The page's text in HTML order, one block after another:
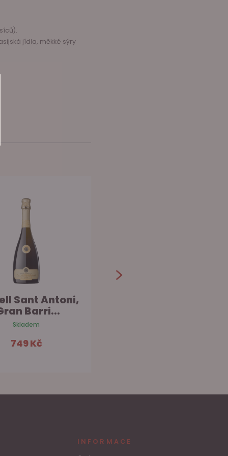
jídla, měkké sýry
Sant Antoni,
Barri...
Skladem
749 Kč
INFORMACE